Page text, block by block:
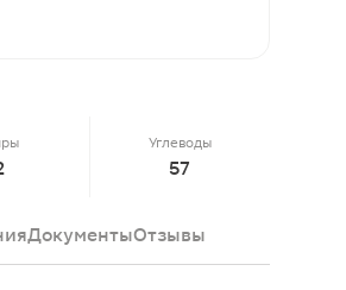
Углеводы
57
ДокументыОтзывы